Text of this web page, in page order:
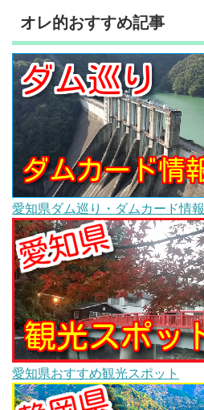
オレ的おすすめ記事
愛知県ダム巡り・ダムカード情報
愛知県おすすめ観光スポット